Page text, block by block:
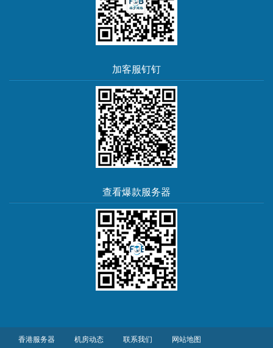
加客服钉钉
查看爆款服务器
香港服务器 机房动态 联系我们 网站地图